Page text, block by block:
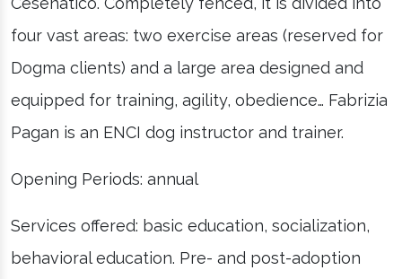
four vast areas: two exercise areas (reserved for
Dogma clients) and a large area designed and
equipped for training, agility, obedience… Fabrizia
Pagan is an ENCI dog instructor and trainer.
Opening Periods: annual
Services offered: basic education, socialization,
behavioral education. Pre- and post-adoption